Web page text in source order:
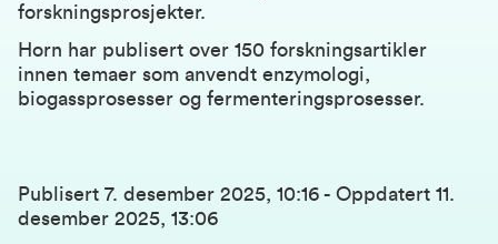
forskningsprosjekter.
Horn har publisert over 150 forskningsartikler
innen temaer som anvendt enzymologi,
biogassprosesser og fermenteringsprosesser.
Publisert 7. desember 2025, 10:16 - Oppdatert 11.
desember 2025, 13:06